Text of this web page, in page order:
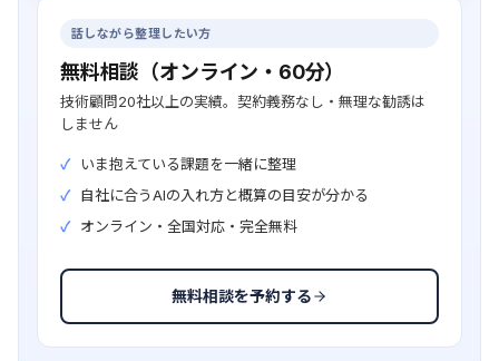
話しながら整理したい方
無料相談（オンライン・60分）
技術顧問20社以上の実績。契約義務なし・無理な勧誘は
しません
いま抱えている課題を一緒に整理
自社に合うAIの入れ方と概算の目安が分かる
オンライン・全国対応・完全無料
無料相談を予約する